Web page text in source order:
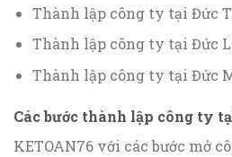
Thành lập công ty tại Đức
Thành lập công ty tại Đức
Thành lập công ty tại Đức
Các bước thành lập công ty
KETOAN76 với các bước mở